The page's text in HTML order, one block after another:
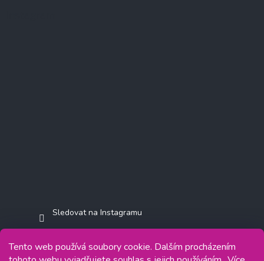
Tento web používá soubory cookie. Dalším procházením
Sledovat na Instagramu